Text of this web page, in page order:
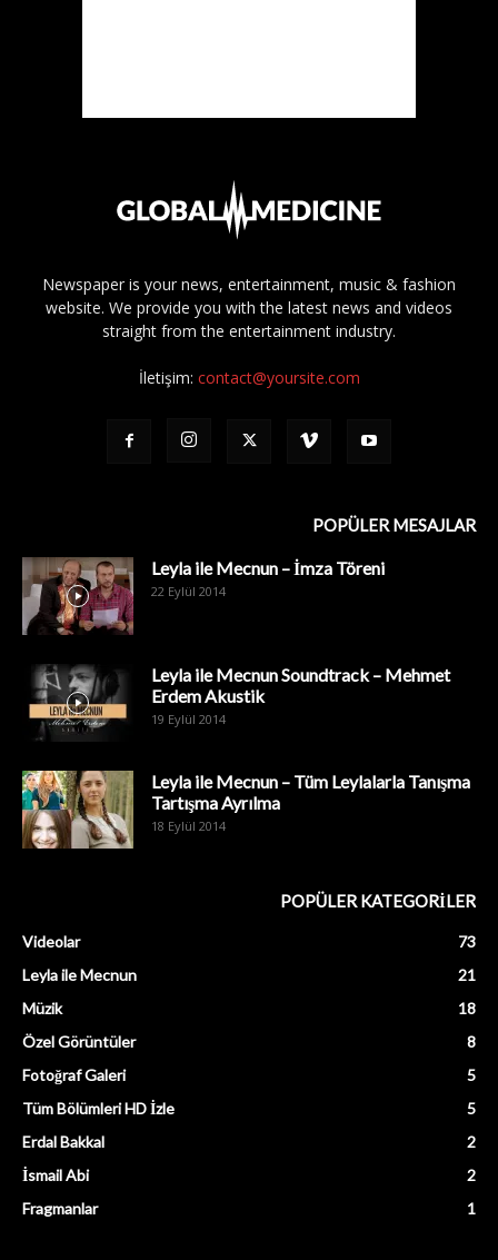
Newspaper is your news, entertainment, music & fashion
website. We provide you with the latest news and videos
straight from the entertainment industry.
İletişim: contact@yoursite.com
POPÜLER MESAJLAR
Leyla ile Mecnun – İmza Töreni
22 Eylül 2014
Leyla ile Mecnun Soundtrack – Mehmet
Erdem Akustik
19 Eylül 2014
Leyla ile Mecnun – Tüm Leylalarla Tanışma
Tartışma Ayrılma
18 Eylül 2014
POPÜLER KATEGORİLER
Videolar
73
Leyla ile Mecnun
21
Müzik
18
Özel Görüntüler
8
Fotoğraf Galeri
5
Tüm Bölümleri HD İzle
5
Erdal Bakkal
2
İsmail Abi
2
Fragmanlar
1